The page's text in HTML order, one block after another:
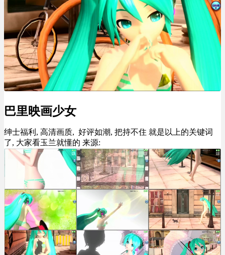
巴里映画少女
绅士福利, 高清画质, 好评如潮, 把持不住 就是以上的关键词
了, 大家看玉兰就懂的 来源: